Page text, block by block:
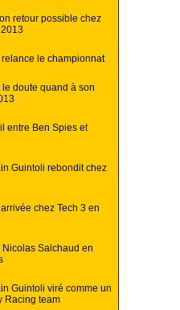
retour possible chez
le championnat
doute quand à son
entre Ben Spies et
Guintoli rebondit chez
chez Tech 3 en
Salchaud en
Guintoli viré comme un
Racing team